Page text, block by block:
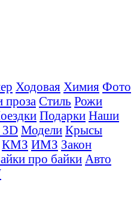
Ходовая Химия Фото
проза Стиль Рожи
Подарки Наши
Модели Крысы
КМЗ ИМЗ Закон
про байки Авто